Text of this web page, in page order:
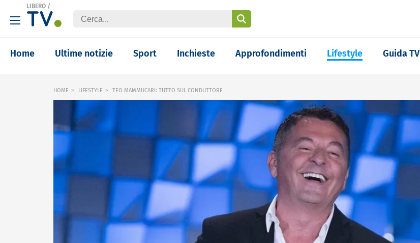
LIBERO /
Home Ultime notizie Sport Inchieste Approfondimenti Lifestyle Guida TV
HOME LIFESTYLE TEO MAMMUCARI: TUTTO SUL CONDUTTORE